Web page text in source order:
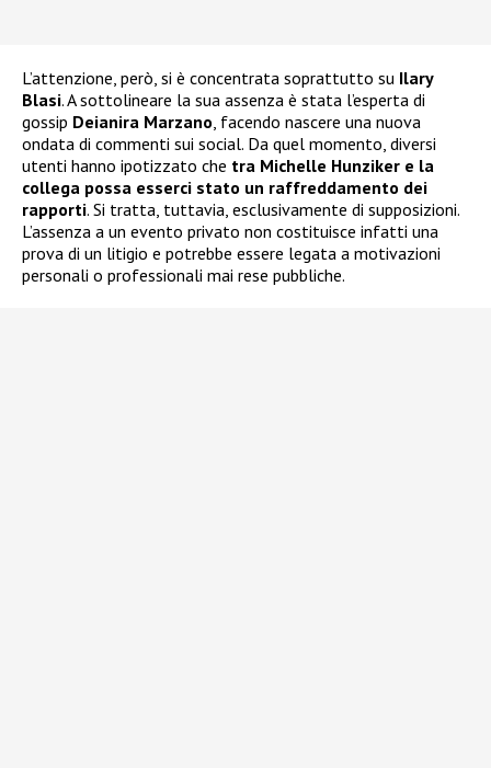
L’attenzione, però, si è concentrata soprattutto su Ilary
Blasi. A sottolineare la sua assenza è stata l’esperta di
gossip Deianira Marzano, facendo nascere una nuova
ondata di commenti sui social. Da quel momento, diversi
utenti hanno ipotizzato che tra Michelle Hunziker e la
collega possa esserci stato un raffreddamento dei
rapporti. Si tratta, tuttavia, esclusivamente di supposizioni.
L’assenza a un evento privato non costituisce infatti una
prova di un litigio e potrebbe essere legata a motivazioni
personali o professionali mai rese pubbliche.